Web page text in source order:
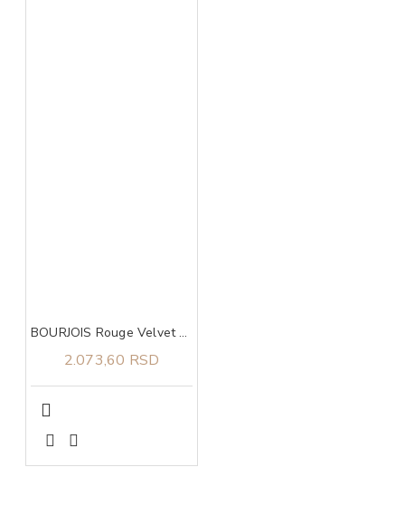
BOURJOIS Rouge Velvet RG INK 3ml #17 19IV
2.073,60 RSD